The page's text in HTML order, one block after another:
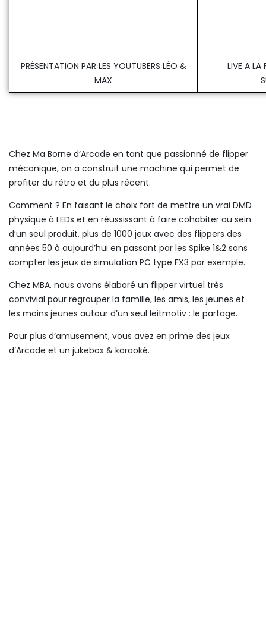
PRÉSENTATION PAR LES YOUTUBERS LÉO &
MAX
LIVE A LA
Chez Ma Borne d’Arcade en tant que passionné de flipper
mécanique, on a construit une machine qui permet de
profiter du rétro et du plus récent.
Comment ? En faisant le choix fort de mettre un vrai DMD
physique à LEDs et en réussissant à faire cohabiter au sein
d’un seul produit, plus de 1000 jeux avec des flippers des
années 50 à aujourd’hui en passant par les Spike 1&2 sans
compter les jeux de simulation PC type FX3 par exemple.
Chez MBA, nous avons élaboré un flipper virtuel très
convivial pour regrouper la famille, les amis, les jeunes et
les moins jeunes autour d’un seul leitmotiv : le partage.
Pour plus d’amusement, vous avez en prime des jeux
d’Arcade et un jukebox & karaoké.